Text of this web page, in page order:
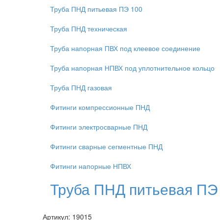
Труба ПНД питьевая ПЭ 100
Труба ПНД техническая
Труба напорная ПВХ под клеевое соединение
Труба напорная НПВХ под уплотнительное кольцо
Труба ПНД газовая
Фитинги компрессионные ПНД
Фитинги электросварные ПНД
Фитинги сварные сегментные ПНД
Фитинги напорные НПВХ
Труба ПНД питьевая
Артикул: 19015